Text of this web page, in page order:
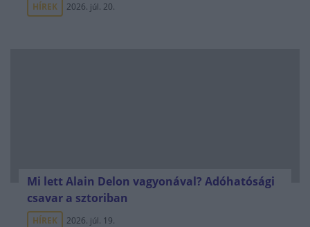
HÍREK 2026. júl. 20.
Mi lett Alain Delon vagyonával? Adóhatósági
csavar a sztoriban
HÍREK 2026. júl. 19.